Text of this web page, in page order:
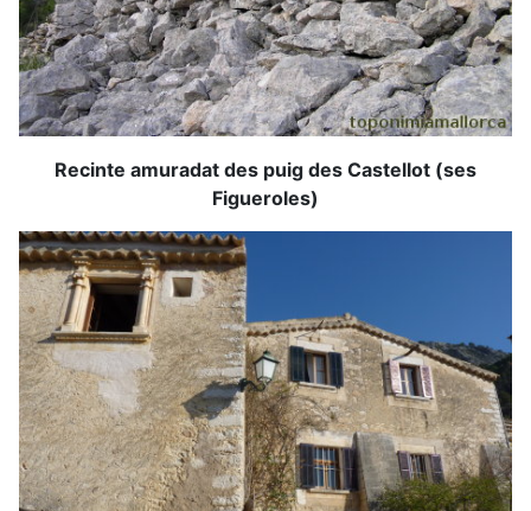
Recinte amuradat des puig des Castellot (ses
Figueroles)